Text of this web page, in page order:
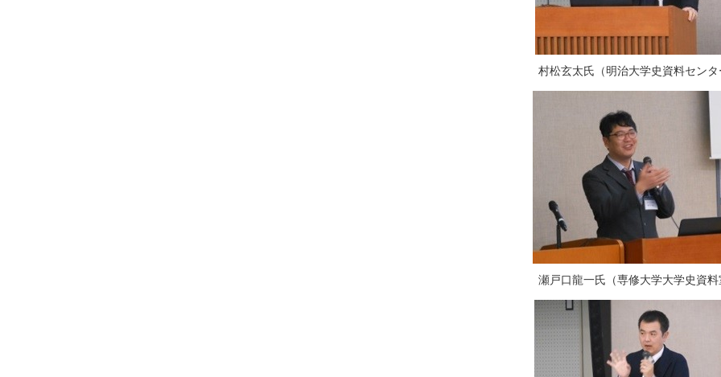
村松玄太氏（明治大学史資料センタ
瀬戸口龍一氏（専修大学大学史資料